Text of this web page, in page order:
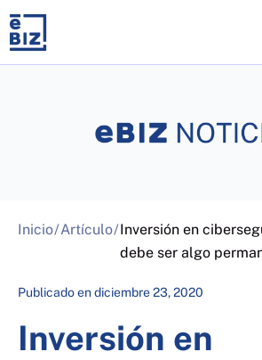
content
Inicio/Artículo/Inversión en
debe ser algo
Publicado endiciembre 23, 2020
Inversión en